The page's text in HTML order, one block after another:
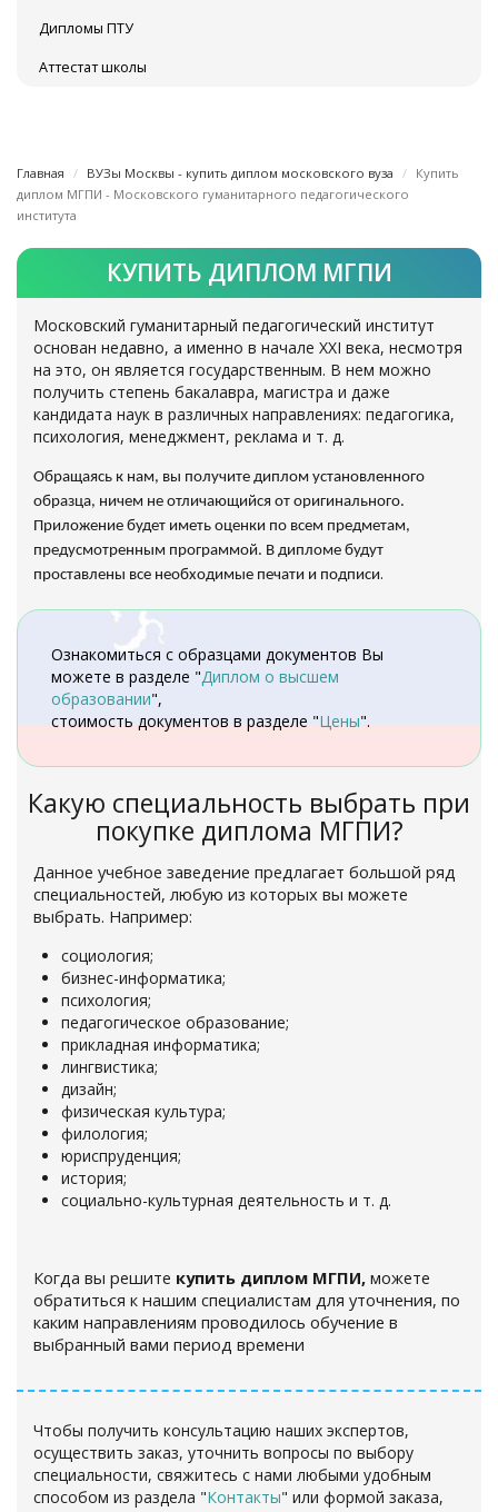
Дипломы ПТУ
Аттестат школы
Главная ВУЗы Москвы - купить диплом московского вуза
Купить
диплом МГПИ - Московского гуманитарного педагогического
института
КУПИТЬ ДИПЛОМ МГПИ
Московский гуманитарный педагогический институт
основан недавно, а именно в начале ХХІ века, несмотря
на это, он является государственным. В нем можно
получить степень бакалавра, магистра и даже
кандидата наук в различных направлениях: педагогика,
психология, менеджмент, реклама и т. д.
Обращаясь к нам, вы получите диплом установленного
образца, ничем не отличающийся от оригинального.
Приложение будет иметь оценки по всем предметам,
предусмотренным программой. В дипломе будут
проставлены все необходимые печати и подписи.
Ознакомиться с образцами документов Вы
можете в разделе "Диплом о высшем
образовании",
стоимость документов в разделе "Цены".
Какую специальность выбрать при
покупке диплома МГПИ?
Данное учебное заведение предлагает большой ряд
специальностей, любую из которых вы можете
выбрать. Например:
социология;
бизнес-информатика;
психология;
педагогическое образование;
прикладная информатика;
лингвистика;
дизайн;
физическая культура;
филология;
юриспруденция;
история;
социально-культурная деятельность и т. д.
Когда вы решите купить диплом МГПИ, можете
обратиться к нашим специалистам для уточнения, по
каким направлениям проводилось обучение в
выбранный вами период времени
Чтобы получить консультацию наших экспертов,
осуществить заказ, уточнить вопросы по выбору
специальности, свяжитесь с нами любыми удобным
способом из раздела "Контакты" или формой заказа,